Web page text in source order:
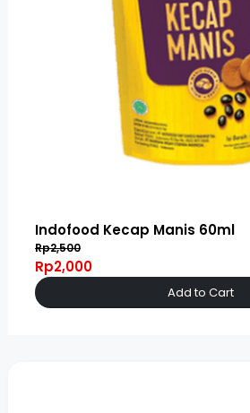
Indofood Kecap Manis 60ml
Rp2,500
Rp2,000
Add to Cart